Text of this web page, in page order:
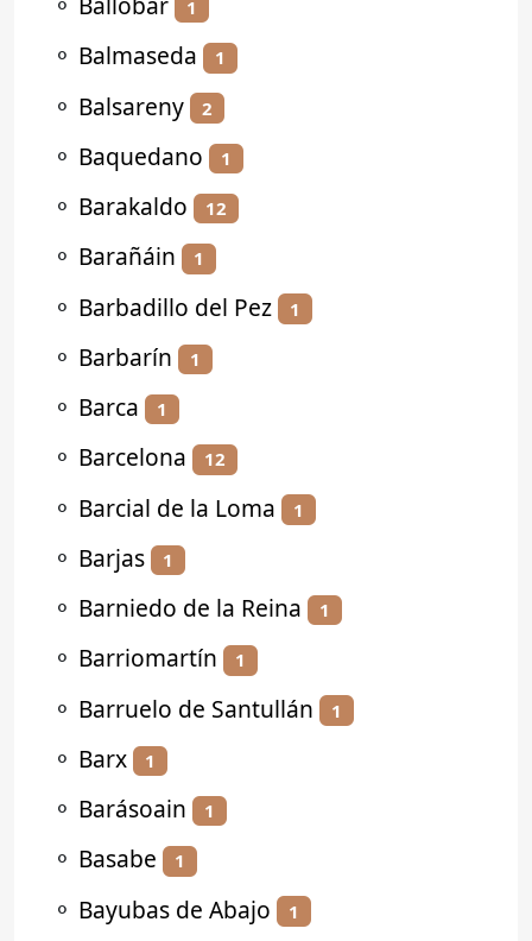
1
⚬ Balmaseda 1
⚬ Balsareny 2
⚬ Baquedano 1
⚬ Barakaldo 12
⚬ Barañáin 1
⚬ Barbadillo del Pez 1
⚬ Barbarín 1
⚬ Barca 1
⚬ Barcelona 12
⚬ Barcial de la Loma 1
⚬ Barjas 1
⚬ Barniedo de la Reina 1
⚬ Barriomartín 1
⚬ Barruelo de Santullán 1
⚬ Barx 1
⚬ Barásoain 1
⚬ Basabe 1
⚬ Bayubas de Abajo 1